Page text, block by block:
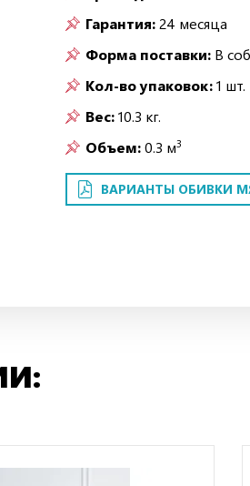
Гарантия:24 месяца
Форма поставки: В
Кол-во упаковок:1 шт.
Вес:10.3 кг.
Объем:0.3 м3
ВАРИАНТЫ ОБИВКИ